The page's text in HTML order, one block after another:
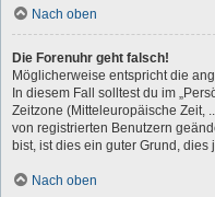
Nach oben
Die Forenuhr geht falsch!
Möglicherweise entspricht die
In diesem Fall solltest du im
Zeitzone (Mitteleuropäische Zeit,
von registrierten Benutzern
bist, ist dies ein guter Grund, dies
Nach oben